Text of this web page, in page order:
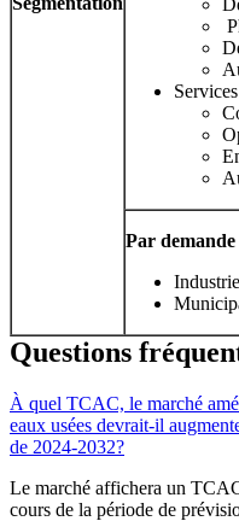
Services
Par demande
Questions
À quel TCAC, le marché
eaux usées devrait-il
de 2024-2032?
Le marché affichera un
cours de la période de